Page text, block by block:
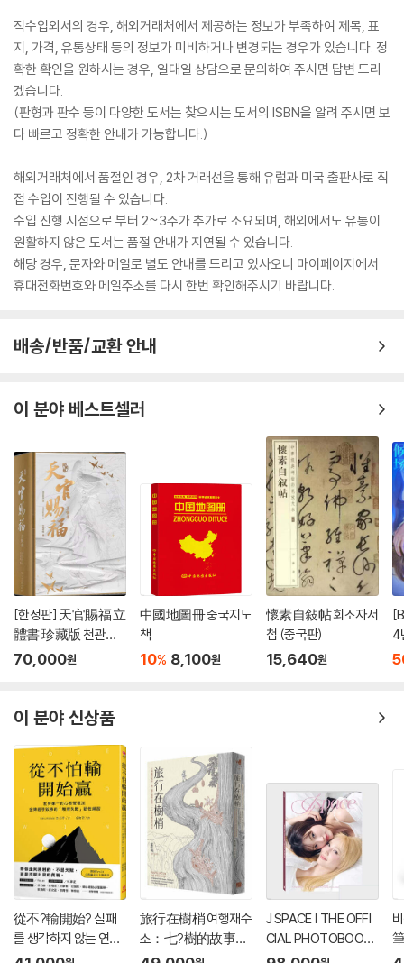
직수입외서의 경우, 해외거래처에서 제공하는 정보가 부족하여 제목, 표
지, 가격, 유통상태 등의 정보가 미비하거나 변경되는 경우가 있습니다. 정
확한 확인을 원하시는 경우, 일대일 상담으로 문의하여 주시면 답변 드리
겠습니다.
(판형과 판수 등이 다양한 도서는 찾으시는 도서의 ISBN을 알려 주시면 보
다 빠르고 정확한 안내가 가능합니다.)
해외거래처에서 품절인 경우, 2차 거래선을 통해 유럽과 미국 출판사로 직
접 수입이 진행될 수 있습니다.
수입 진행 시점으로 부터 2~3주가 추가로 소요되며, 해외에서도 유통이
원활하지 않은 도서는 품절 안내가 지연될 수 있습니다.
해당 경우, 문자와 메일로 별도 안내를 드리고 있사오니 마이페이지에서
휴대전화번호와 메일주소를 다시 한번 확인해주시기 바랍니다.
배송/반품/교환 안내
이 분야 베스트셀러
[한정판] 天官賜福 立
體書 珍藏版 천관사
복 팝업북 중국판
70,000원
中國地圖冊 중국지도
책
10% 8,100원
懷素自敍帖 회소자서
첩 (중국판)
15,640원
4
이 분야 신상품
從不?輸開始? 실패
를 생각하지 않는 연습
：世界第一的心態
旅行在樹梢 여행재수
소：七?樹的故事，
與一個生態學家的
J SPACE | THE OFFI
CIAL PHOTOBOOK
OF JANJINGJING